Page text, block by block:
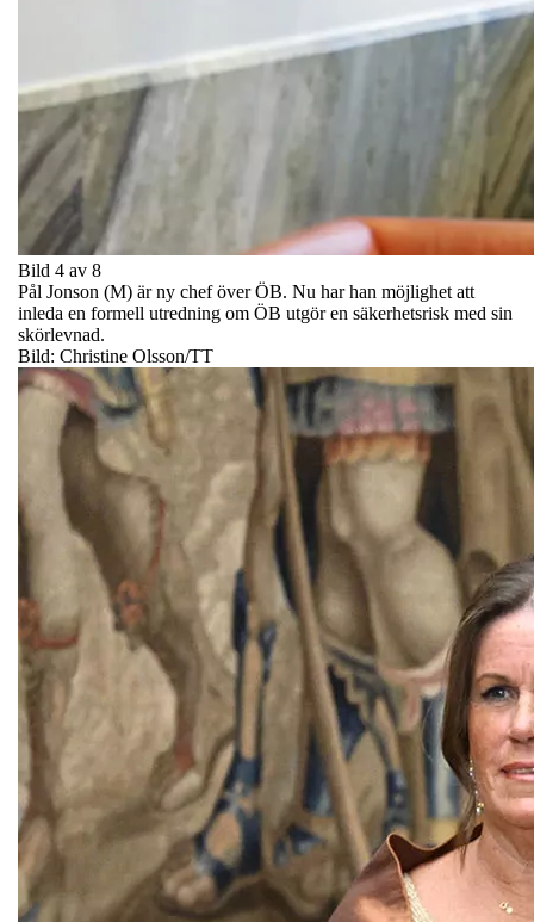
Bild 4 av 8
Pål Jonson (M) är ny chef över ÖB. Nu har han möjlighet att
inleda en formell utredning om ÖB utgör en säkerhetsrisk med sin
skörlevnad.
Bild: Christine Olsson/TT